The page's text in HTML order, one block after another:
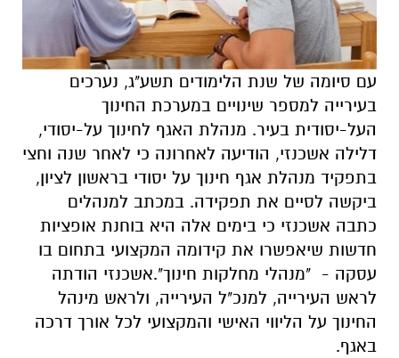
עם סיומה של שנת הלימודים תשע"ג, נערכים
בעירייה למספר שינויים במערכת החינוך
העל-יסודית בעיר. מנהלת האגף לחינוך על-יסודי,
דלילה אשכנזי, הודיעה לאחרונה כי לאחר שנה וחצי
בתפקיד מנהלת אגף חינוך על יסודי בראשון לציון,
ביקשה לסיים את תפקידה. במכתב למנהלים
כתבה אשכנזי כי בימים אלה היא בוחנת אופציות
חדשות שיאפשרו את קידומה המקצועי בתחום בו
עסקה - "מנהלי מחלקות חינוך".אשכנזי הודתה
לראש העירייה, למנכ"ל העירייה, ולראש מינהל
החינוך על הליווי האישי והמקצועי לכל אורך דרכה
באגף.